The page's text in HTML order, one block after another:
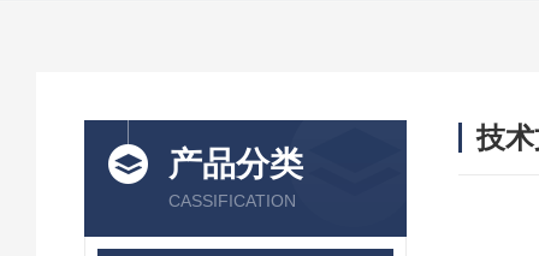
产品分类
CASSIFICATION
技